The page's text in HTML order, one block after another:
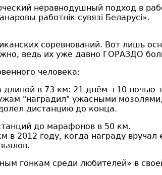
неравнодушный подход в
работнiк сувязi Беларусi».
соревнований. Вот лишь
ведь их уже давно ГОРАЗДО
человека:
длиной в 73 км: 21 днём +10
"наградил" ужасными
дистанцию до конца.
до марафонов в 50 км.
2012 году, когда награду
гонкам среди любителей» в